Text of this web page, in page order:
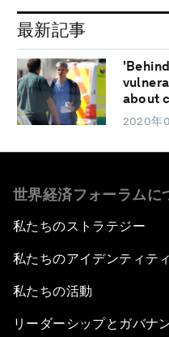
最新記事
about
2020年
世界経済フォーラムに
私たちのストラテジー
私たちのアイデンティティ
私たちの活動
リーダーシップとガバナ